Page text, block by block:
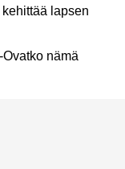
lapsen
nämä